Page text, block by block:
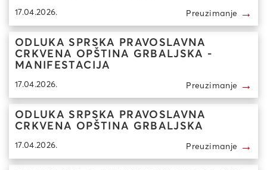
17.04.2026. Preuzimanje →
ODLUKA SPRSKA PRAVOSLAVNA
CRKVENA OPŠTINA GRBALJSKA -
MANIFESTACIJA
17.04.2026. Preuzimanje →
ODLUKA SRPSKA PRAVOSLAVNA
CRKVENA OPŠTINA GRBALJSKA
17.04.2026. Preuzimanje →